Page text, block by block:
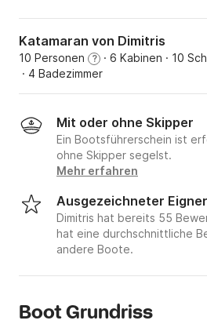
Katamaran von Dimitris
10 Personen ? · 6 Kabinen · 10
· 4 Badezimmer
Mit oder ohne Skipper
Ein Bootsführerschein ist
ohne Skipper segelst.
Mehr erfahren
Ausgezeichneter Eigner
Dimitris hat bereits 55
hat eine durchschnittliche
andere Boote.
Boot Grundriss